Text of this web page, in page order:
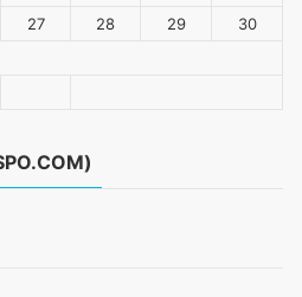
27 28 29
30